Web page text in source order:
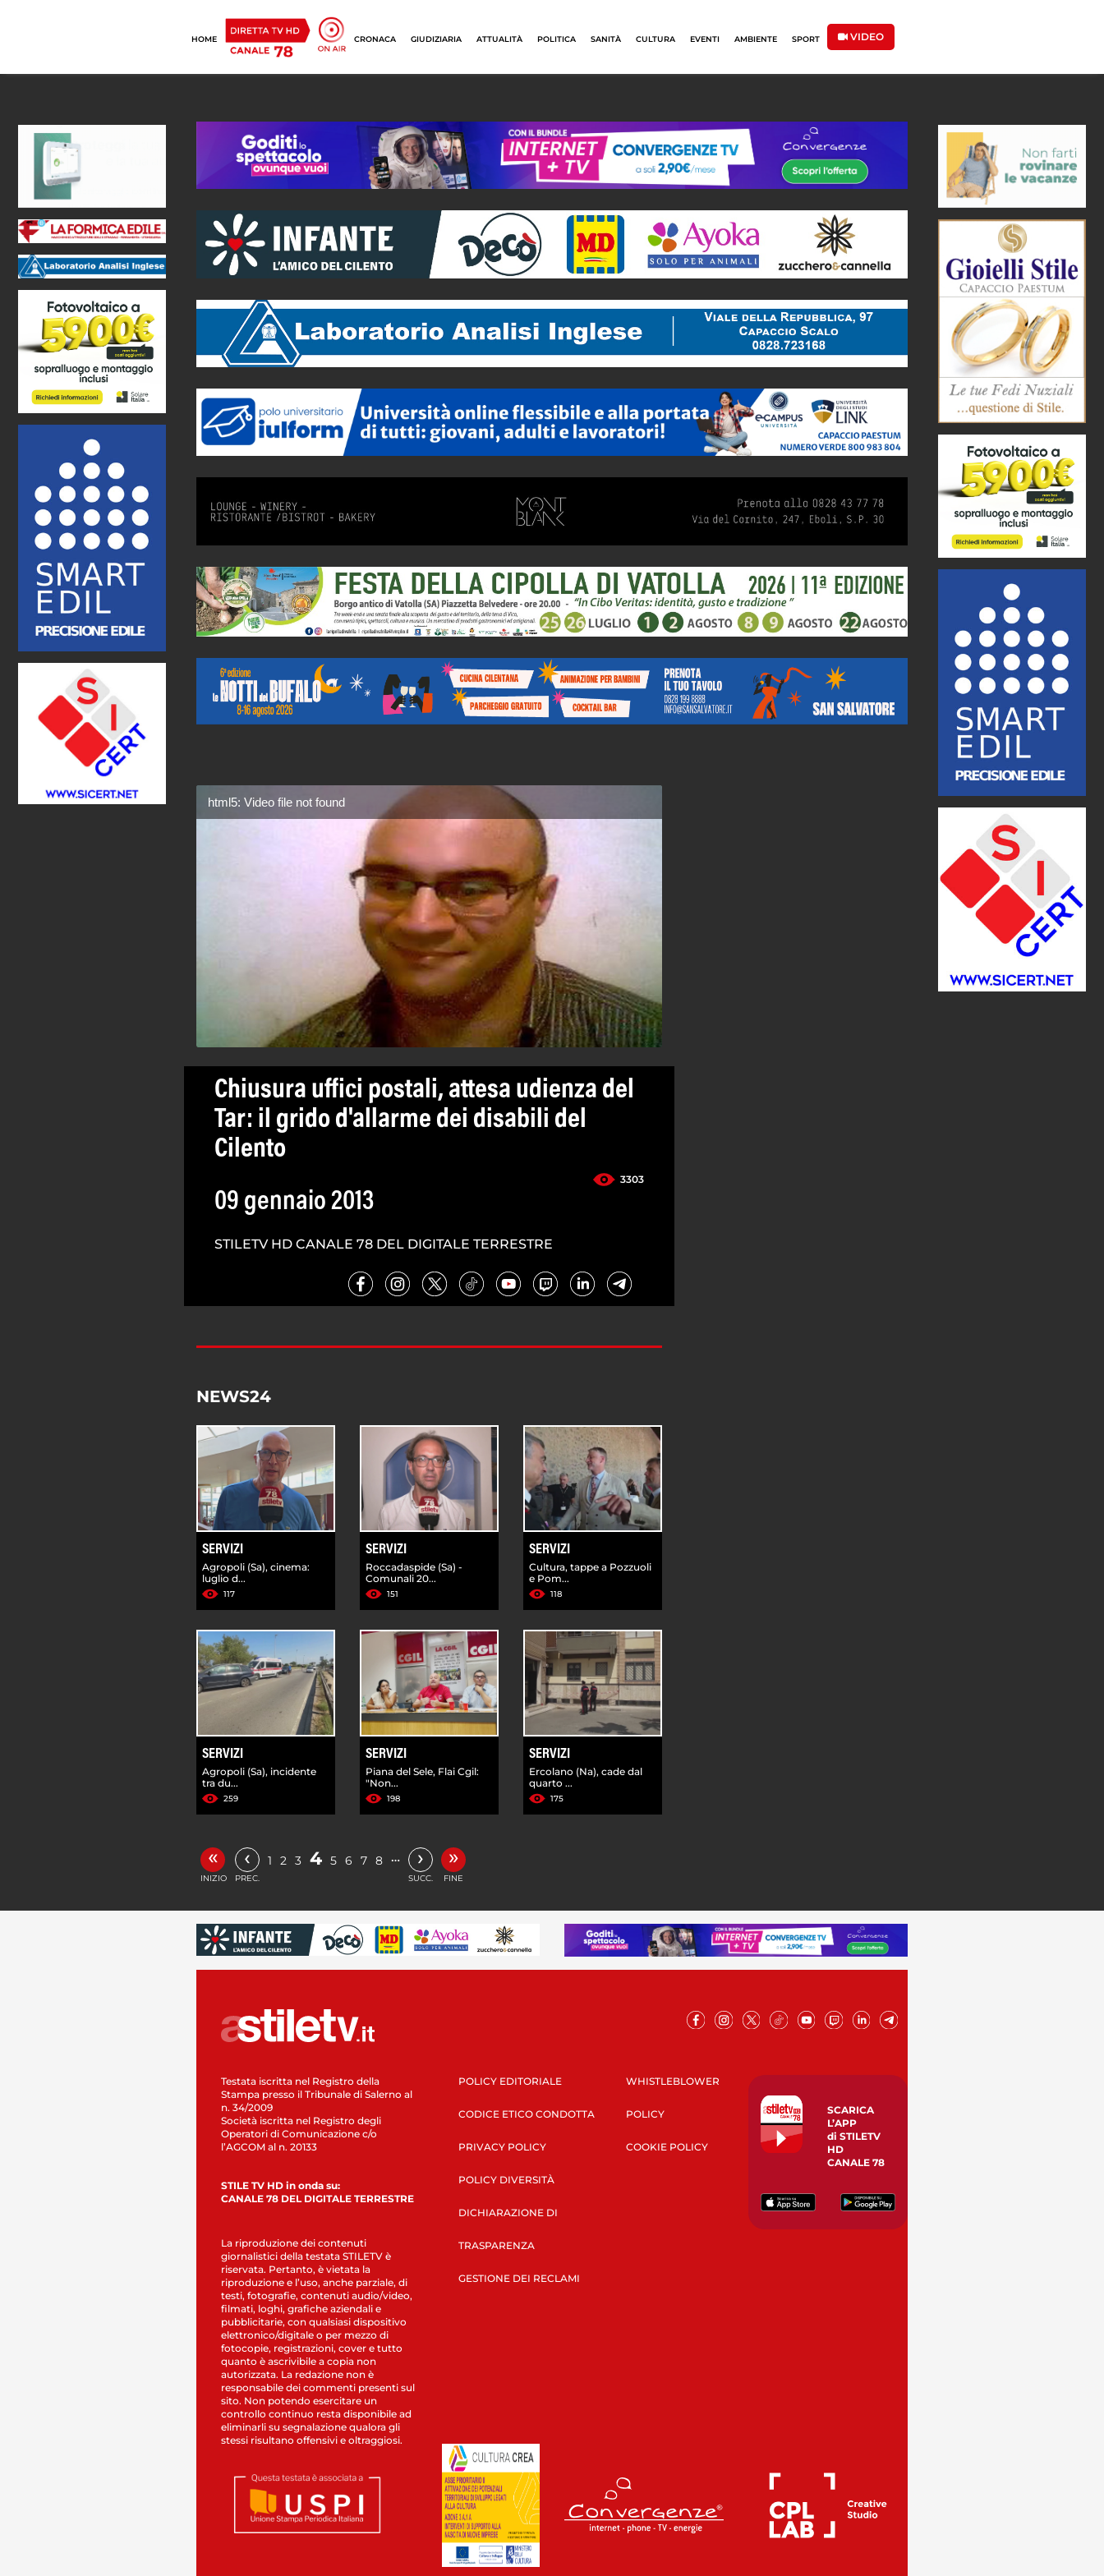
HOME CRONACA GIUDIZIARIA ATTUALITÀ POLITICA SANITÀ CULTURA EVENTI AMBIENTE SPORT VIDEO
html5: Video file not found
Chiusura uffici postali, attesa udienza del
Tar: il grido d'allarme dei disabili del
Cilento
3303
09 gennaio 2013
STILETV HD CANALE 78 DEL DIGITALE TERRESTRE
NEWS24
SERVIZI
Agropoli (Sa), cinema:
luglio d...
117
SERVIZI
Roccadaspide (Sa) -
Comunali 20...
151
SERVIZI
Cultura, tappe a Pozzuoli
e Pom...
118
SERVIZI
Agropoli (Sa), incidente
tra du...
259
SERVIZI
Piana del Sele, Flai Cgil:
"Non...
198
SERVIZI
Ercolano (Na), cade dal
quarto ...
175
«
INIZIO
‹
PREC.
1 2 3 4 5 6 7 8 … ›
SUCC.
»
FINE
Testata iscritta nel Registro della
Stampa presso il Tribunale di Salerno al
n. 34/2009
Società iscritta nel Registro degli
Operatori di Comunicazione c/o
l’AGCOM al n. 20133
STILE TV HD in onda su:
CANALE 78 DEL DIGITALE TERRESTRE
La riproduzione dei contenuti
giornalistici della testata STILETV è
riservata. Pertanto, è vietata la
riproduzione e l’uso, anche parziale, di
testi, fotografie, contenuti audio/video,
filmati, loghi, grafiche aziendali e
pubblicitarie, con qualsiasi dispositivo
elettronico/digitale o per mezzo di
fotocopie, registrazioni, cover e tutto
quanto è ascrivibile a copia non
autorizzata. La redazione non è
responsabile dei commenti presenti sul
sito. Non potendo esercitare un
controllo continuo resta disponibile ad
eliminarli su segnalazione qualora gli
stessi risultano offensivi e oltraggiosi.
POLICY EDITORIALE
CODICE ETICO CONDOTTA
PRIVACY POLICY
POLICY DIVERSITÀ
DICHIARAZIONE DI
TRASPARENZA
GESTIONE DEI RECLAMI
WHISTLEBLOWER
POLICY
COOKIE POLICY
SCARICA
L’APP
di STILETV
HD
CANALE 78